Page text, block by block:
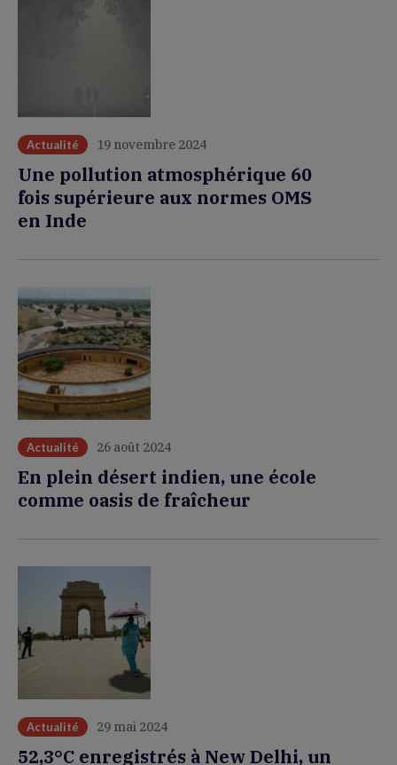
Actualité 19 novembre 2024
Une pollution atmosphérique 60
fois supérieure aux normes OMS
en Inde
Actualité 26 août 2024
En plein désert indien, une école
comme oasis de fraîcheur
Actualité 29 mai 2024
52,3°C enregistrés à New Delhi, un